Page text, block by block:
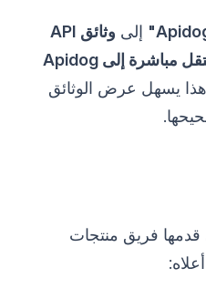
إلى
وثائق API
ينتقل مباشرة إلى Apidog
يسهل عرض الوثائق
قدمها فريق منتجات